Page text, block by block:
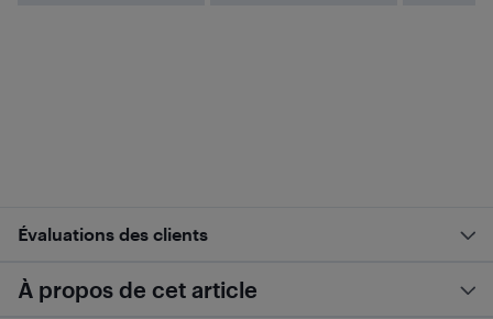
Évaluations des clients
À propos de cet article